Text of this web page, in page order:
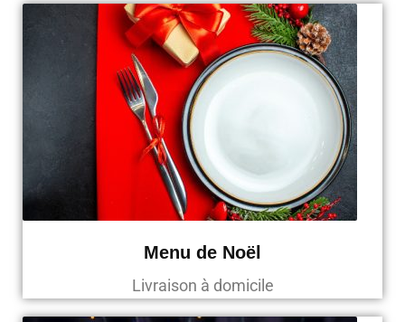
Menu de Noël
Livraison à domicile